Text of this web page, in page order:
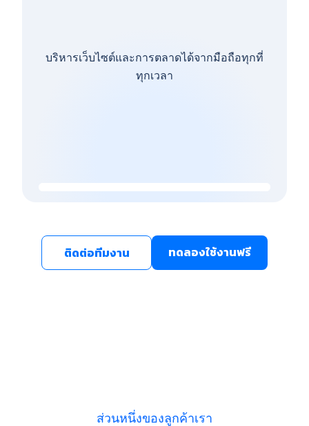
บริหารเว็บไซต์และการตลาดได้จากมือถือทุกที่
ทุกเวลา
ติดต่อทีมงาน ทดลองใช้งานฟรี
ส่วนหนึ่งของลูกค้าเรา